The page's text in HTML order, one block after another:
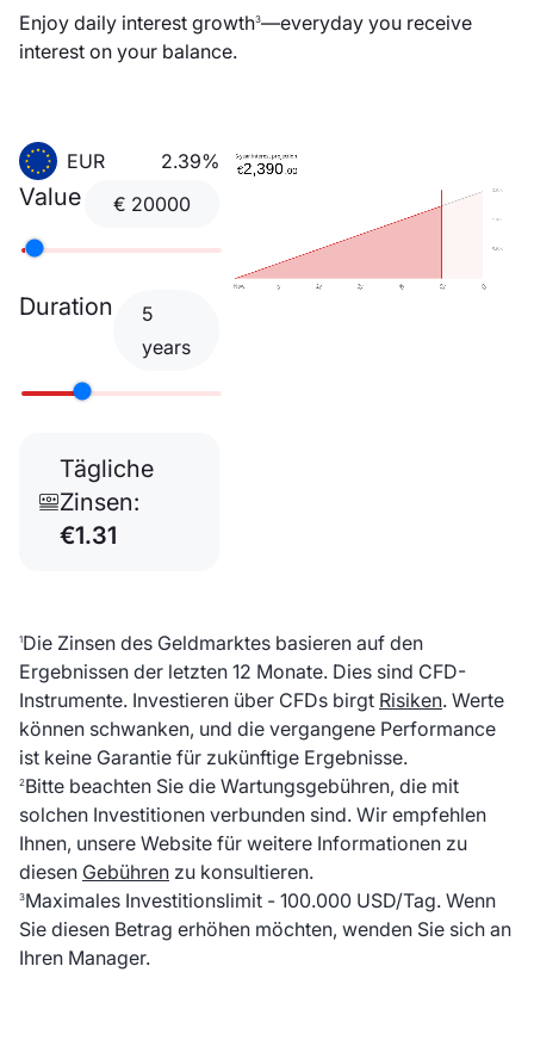
Enjoy daily interest growth3—everyday you receive
interest on your balance.
EUR 2.39%
Value € 20000
Duration
5
years
Tägliche
Zinsen:
€1.31
1Die Zinsen des Geldmarktes basieren auf den
Ergebnissen der letzten 12 Monate. Dies sind CFD-
Instrumente. Investieren über CFDs birgt Risiken. Werte
können schwanken, und die vergangene Performance
ist keine Garantie für zukünftige Ergebnisse.
2Bitte beachten Sie die Wartungsgebühren, die mit
solchen Investitionen verbunden sind. Wir empfehlen
Ihnen, unsere Website für weitere Informationen zu
diesen Gebühren zu konsultieren.
3Maximales Investitionslimit - 100.000 USD/Tag. Wenn
Sie diesen Betrag erhöhen möchten, wenden Sie sich an
Ihren Manager.